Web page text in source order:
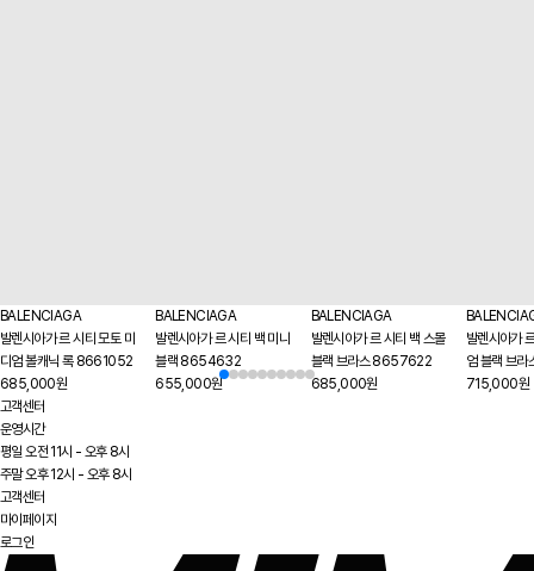
BALENCIAGA
발렌시아가 르 시티 모토 미
디엄 볼캐닉 록 8661052
685,000원
BALENCIAGA
발렌시아가 르 시티 백 미니
블랙 8654632
655,000원
BALENCIAGA
발렌시아가 르 시티 백 스몰
블랙 브라스 8657622
685,000원
발렌시아가
엄 블랙 브
715,000원
고객센터
운영시간
평일 오전 11시 - 오후 8시
주말 오후 12시 - 오후 8시
고객센터
마이페이지
로그인